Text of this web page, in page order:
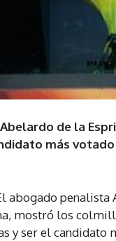
de la
más
abogado
mostró los
y ser el